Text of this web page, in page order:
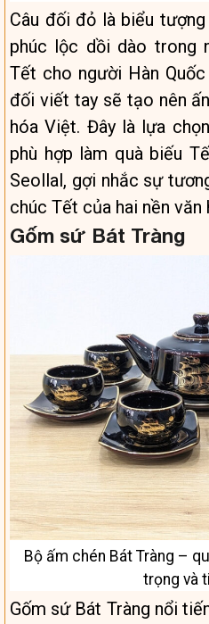
Câu đối đỏ là biểu
phúc lộc dồi dào trong
Tết cho người Hàn
đối viết tay sẽ tạo nên
hóa Việt. Đây là lựa
phù hợp làm quà biếu
Seollal, gợi nhắc sự
chúc Tết của hai nền văn
Gốm sứ Bát Tràng
Bộ ấm chén Bát Tràng –
trọng và
Gốm sứ Bát Tràng nổi